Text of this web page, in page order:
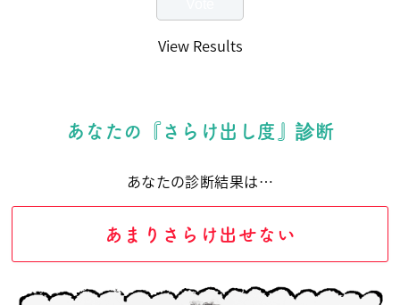
View Results
あなたの『さらけ出し度』診断
あなたの診断結果は…
あまりさらけ出せない